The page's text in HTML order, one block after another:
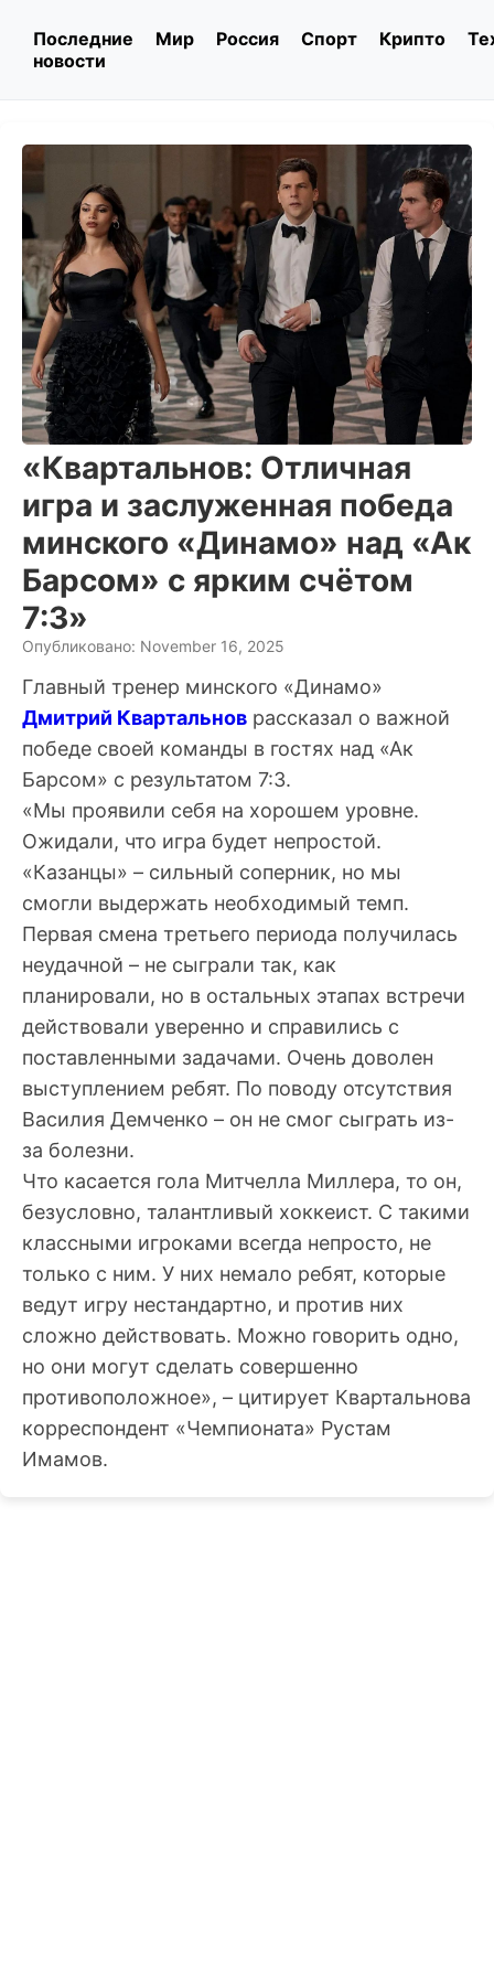
Последние
новости
Мир Россия Спорт Крипто
«Квартальнов: Отличная
игра и заслуженная победа
минского «Динамо» над «Ак
Барсом» с ярким счётом
7:3»
Опубликовано: November 16, 2025
Главный тренер минского «Динамо»
Дмитрий Квартальнов рассказал о важной
победе своей команды в гостях над «Ак
Барсом» с результатом 7:3.
«Мы проявили себя на хорошем уровне.
Ожидали, что игра будет непростой.
«Казанцы» – сильный соперник, но мы
смогли выдержать необходимый темп.
Первая смена третьего периода получилась
неудачной – не сыграли так, как
планировали, но в остальных этапах встречи
действовали уверенно и справились с
поставленными задачами. Очень доволен
выступлением ребят. По поводу отсутствия
Василия Демченко – он не смог сыграть из-
за болезни.
Что касается гола Митчелла Миллера, то он,
безусловно, талантливый хоккеист. С такими
классными игроками всегда непросто, не
только с ним. У них немало ребят, которые
ведут игру нестандартно, и против них
сложно действовать. Можно говорить одно,
но они могут сделать совершенно
противоположное», – цитирует Квартальнова
корреспондент «Чемпионата» Рустам
Имамов.